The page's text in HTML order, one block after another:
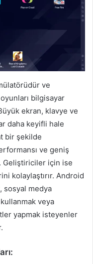
ve
bilgisayar
ekran, klavye ve
daha keyifli hale
bir şekilde
ve geniş
Geliştiriciler için ise
kolaylaştırır. Android
sosyal medya
veya
yapmak isteyenler